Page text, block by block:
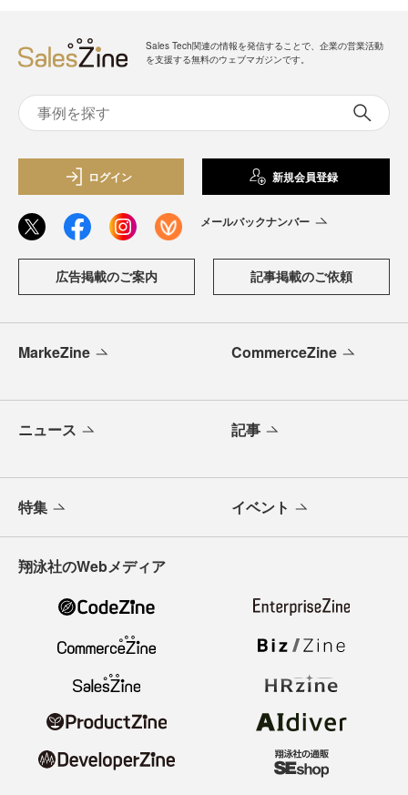
Sales Tech関連の情報を発信することで、企業の営業活動
を支援する無料のウェブマガジンです。
ログイン 新規会員登録
メールバックナンバー
広告掲載のご案内 記事掲載のご依頼
MarkeZine CommerceZine
ニュース 記事
特集 イベント
翔泳社のWebメディア